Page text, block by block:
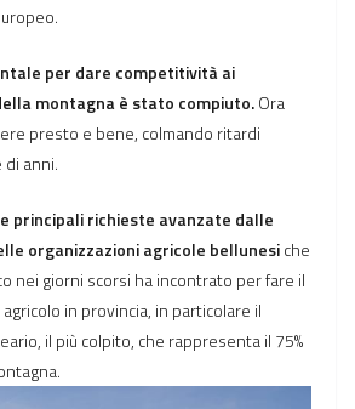
per dare competitività ai
montagna è stato compiuto.Ora
presto e bene, colmando ritardi
anni.
principali richieste avanzate dalle
organizzazioni agricole bellunesiche
nei giorni scorsi ha incontrato per fare il
in provincia, in particolare il
il più colpito, che rappresenta il 75%